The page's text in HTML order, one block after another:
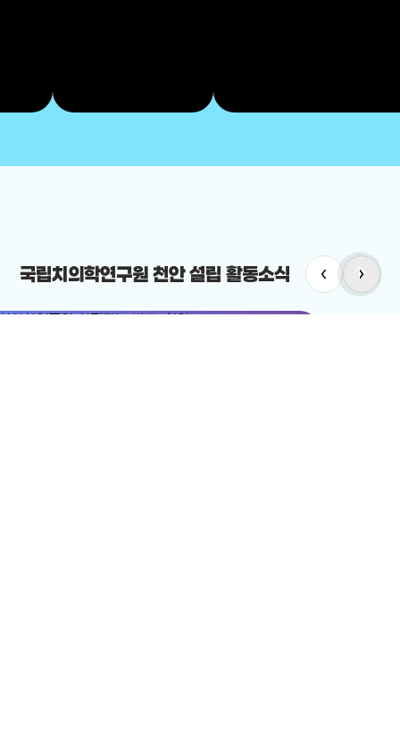
국립치의학연구원 천안 설립 활동소식 ‹ ›
arrow_upward